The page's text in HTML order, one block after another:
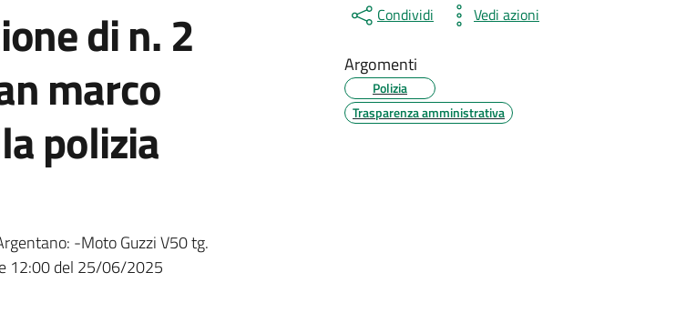
di n. 2
marco
polizia
-Moto Guzzi V50 tg.
12:00 del 25/06/2025
Condividi Vedi azioni
Argomenti
Polizia
Trasparenza amministrativa